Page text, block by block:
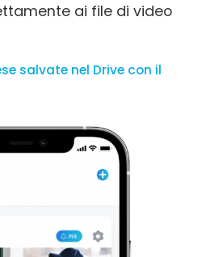
ai file di video
salvate nel Drive con il